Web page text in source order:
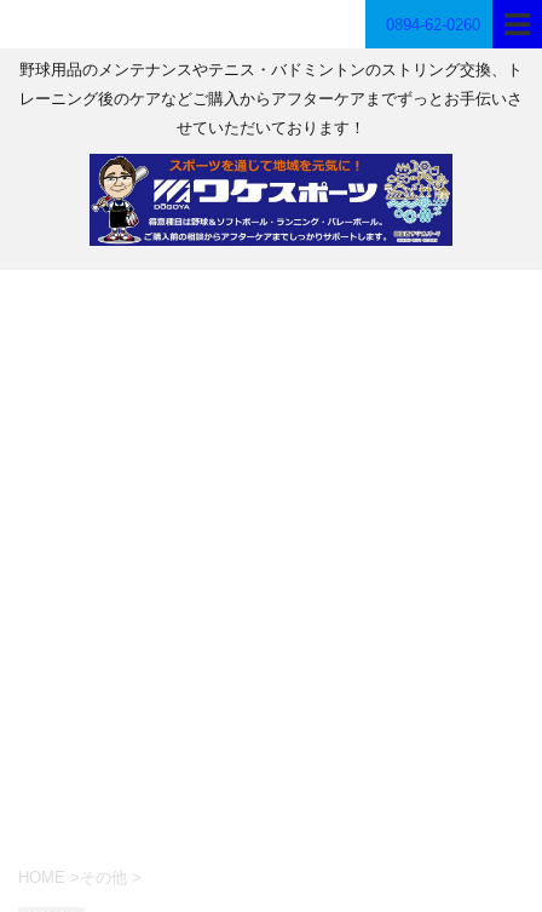
0894-62-0260
野球用品のメンテナンスやテニス・バドミントンのストリング交換、ト
レーニング後のケアなどご購入からアフターケアまでずっとお手伝いさ
せていただいております！
HOME > その他 >